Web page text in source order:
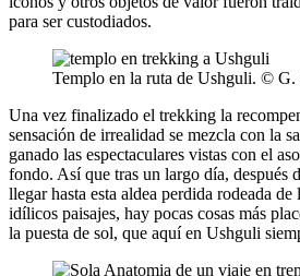
para ser custodiados.
Templo en la ruta de Ushguli. © G.
Una vez finalizado el trekking la
sensación de irrealidad se mezcla con la
ganado las espectaculares vistas con el
fondo. Así que tras un largo día, después
llegar hasta esta aldea perdida rodeada
idílicos paisajes, hay pocas cosas más
la puesta de sol, que aquí en Ushguli